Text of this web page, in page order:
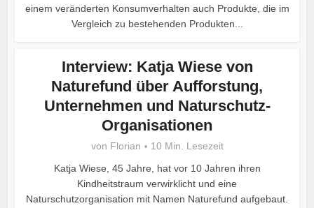
einem veränderten Konsumverhalten auch Produkte, die im
Vergleich zu bestehenden Produkten...
Interview: Katja Wiese von
Naturefund über Aufforstung,
Unternehmen und Naturschutz-
Organisationen
von Florian
10 Min. Lesezeit
Katja Wiese, 45 Jahre, hat vor 10 Jahren ihren
Kindheitstraum verwirklicht und eine
Naturschutzorganisation mit Namen Naturefund aufgebaut.